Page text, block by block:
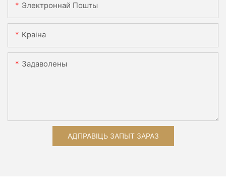
Электроннай Пошты
Краіна
Задаволены
АДПРАВІЦЬ ЗАПЫТ ЗАРАЗ